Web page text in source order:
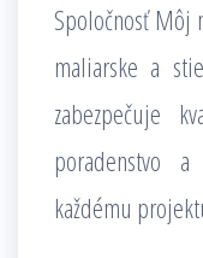
Spoločnosť Môj
maliarske a
zabezpečuje
poradenstvo
každému